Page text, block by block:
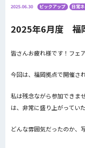
2025.06.30 ピックアップ 日常
2025年6月度 福
皆さんお疲れ様です！フェ
今回は、福岡拠点で開催さ
私は残念ながら参加できま
は、非常に盛り上がってい
どんな雰囲気だったのか、